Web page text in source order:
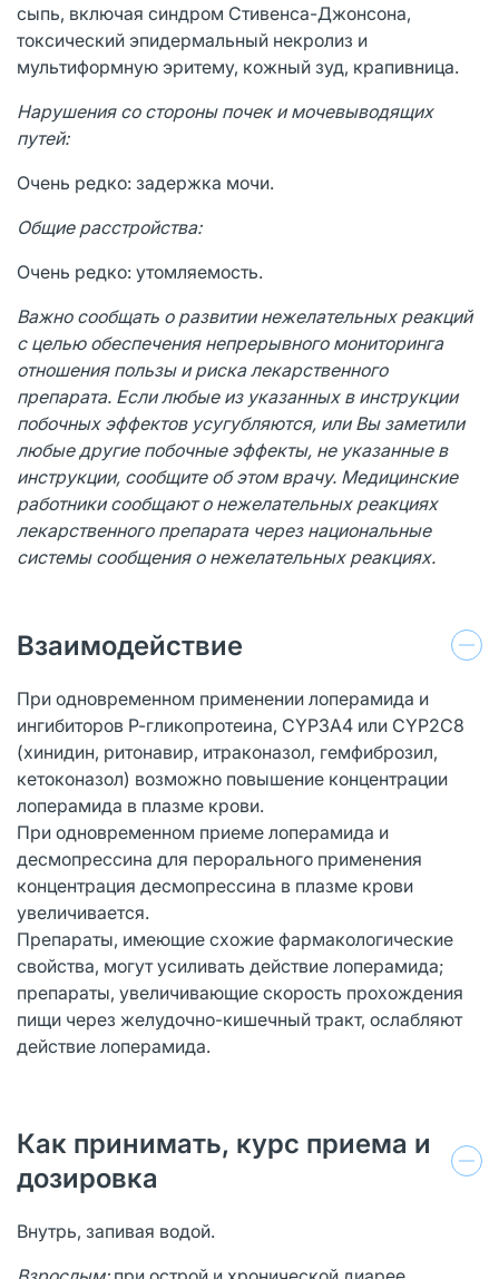
сыпь, включая синдром Стивенса-Джонсона,
токсический эпидермальный некролиз и
мультиформную эритему, кожный зуд, крапивница.
Нарушения со стороны почек и мочевыводящих
путей:
Очень редко: задержка мочи.
Общие расстройства:
Очень редко: утомляемость.
Важно сообщать о развитии нежелательных реакций
с целью обеспечения непрерывного мониторинга
отношения пользы и риска лекарственного
препарата. Если любые из указанных в инструкции
побочных эффектов усугубляются, или Вы заметили
любые другие побочные эффекты, не указанные в
инструкции, сообщите об этом врачу. Медицинские
работники сообщают о нежелательных реакциях
лекарственного препарата через национальные
системы сообщения о нежелательных реакциях.
Взаимодействие
При одновременном применении лоперамида и
ингибиторов Р-гликопротеина, СYР3А4 или СYР2С8
(хинидин, ритонавир, итраконазол, гемфиброзил,
кетоконазол) возможно повышение концентрации
лоперамида в плазме крови.
При одновременном приеме лоперамида и
десмопрессина для перорального применения
концентрация десмопрессина в плазме крови
увеличивается.
Препараты, имеющие схожие фармакологические
свойства, могут усиливать действие лоперамида;
препараты, увеличивающие скорость прохождения
пищи через желудочно-кишечный тракт, ослабляют
действие лоперамида.
Как принимать, курс приема и
дозировка
Внутрь, запивая водой.